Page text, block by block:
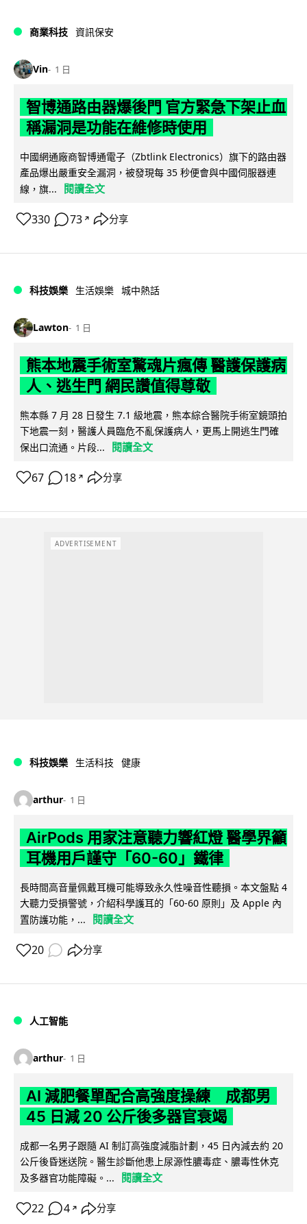
商業科技 資訊保安
Vin 1 日
智博通路由器爆後門 官方緊急下架止血
稱漏洞是功能在維修時使用
中國網通廠商智博通電子（Zbtlink Electronics）旗下的路由器
產品爆出嚴重安全漏洞，被發現每 35 秒便會與中國伺服器連
線，旗...
閱讀全文
330 73 ↗ 分享
科技娛樂 生活娛樂 城中熱話
Lawton 1 日
熊本地震手術室驚魂片瘋傳 醫護保護病
人、逃生門 網民讚值得尊敬
熊本縣 7 月 28 日發生 7.1 級地震，熊本綜合醫院手術室鏡頭拍
下地震一刻，醫護人員臨危不亂保護病人，更馬上開逃生門確
保出口流通。片段...
閱讀全文
67 18 ↗ 分享
ADVERTISEMENT
科技娛樂 生活科技 健康
arthur 1 日
AirPods 用家注意聽力響紅燈 醫學界籲
耳機用戶謹守「60-60」鐵律
長時間高音量佩戴耳機可能導致永久性噪音性聽損。本文盤點 4
大聽力受損警號，介紹科學護耳的「60-60 原則」及 Apple 內
置防護功能，...
閱讀全文
20 分享
人工智能
arthur 1 日
AI 減肥餐單配合高強度操練 成都男
45 日減 20 公斤後多器官衰竭
成都一名男子跟隨 AI 制訂高強度減脂計劃，45 日內減去約 20
公斤後昏迷送院。醫生診斷他患上尿源性膿毒症、膿毒性休克
及多器官功能障礙。...
閱讀全文
22 4 ↗ 分享